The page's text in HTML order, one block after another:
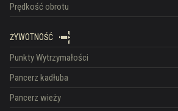
Prędkość obrotu
ŻYWOTNOŚĆ
Punkty Wytrzymałości
Pancerz kadłuba
Pancerz wieży